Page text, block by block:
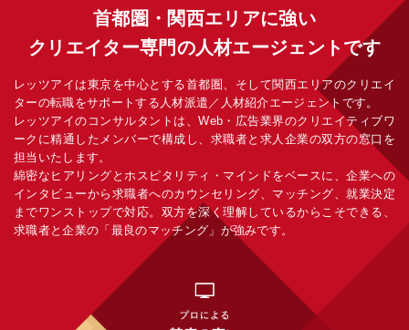
首都圏・関西エリアに強い
クリエイター専門の人材エージェントです
レッツアイは東京を中心とする首都圏、そして関西エリアのクリエイ
ターの転職をサポートする人材派遣／人材紹介エージェントです。
レッツアイのコンサルタントは、Web・広告業界のクリエイティブワ
ークに精通したメンバーで構成し、求職者と求人企業の双方の窓口を
担当いたします。
綿密なヒアリングとホスピタリティ・マインドをベースに、企業への
インタビューから求職者へのカウンセリング、マッチング、就業決定
までワンストップで対応。双方を深く理解しているからこそできる、
求職者と企業の「最良のマッチング」が強みです。